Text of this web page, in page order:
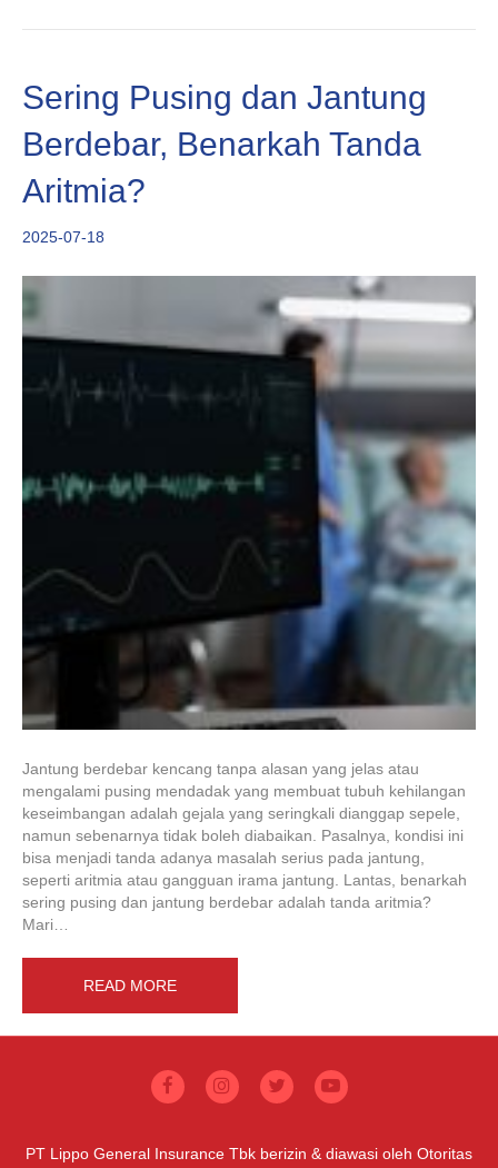
Sering Pusing dan Jantung
Berdebar, Benarkah Tanda
Aritmia?
2025-07-18
Jantung berdebar kencang tanpa alasan yang jelas atau
mengalami pusing mendadak yang membuat tubuh kehilangan
keseimbangan adalah gejala yang seringkali dianggap sepele,
namun sebenarnya tidak boleh diabaikan. Pasalnya, kondisi ini
bisa menjadi tanda adanya masalah serius pada jantung,
seperti aritmia atau gangguan irama jantung. Lantas, benarkah
sering pusing dan jantung berdebar adalah tanda aritmia?
Mari…
READ MORE
PT Lippo General Insurance Tbk berizin & diawasi oleh Otoritas